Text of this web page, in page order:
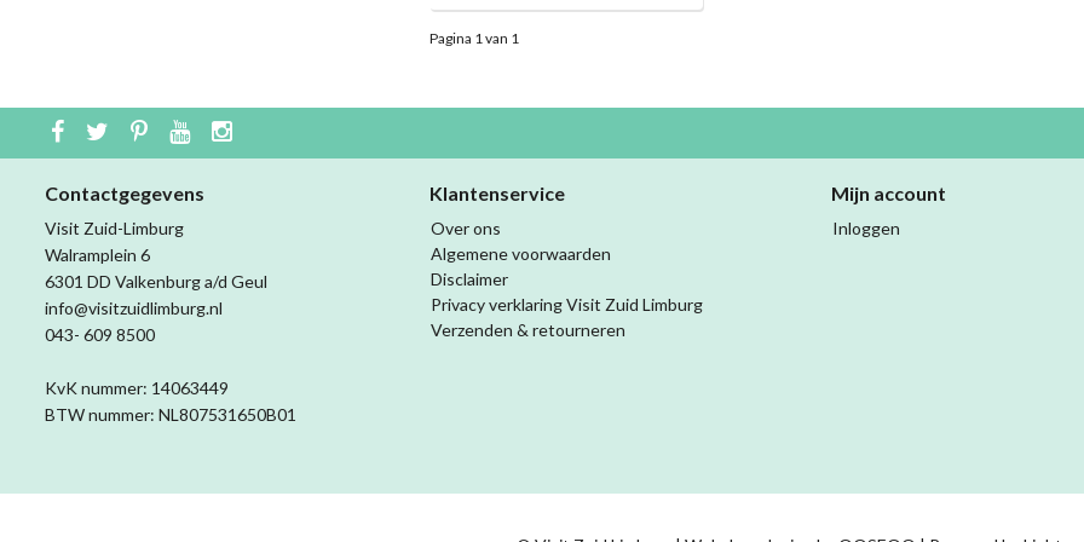
Pagina 1 van 1
Contactgegevens
Visit Zuid-Limburg
Walramplein 6
6301 DD Valkenburg a/d Geul
info@visitzuidlimburg.nl
043- 609 8500
KvK nummer: 14063449
BTW nummer: NL807531650B01
Klantenservice
Over ons
Algemene voorwaarden
Disclaimer
Privacy verklaring Visit Zuid Limburg
Verzenden & retourneren
Mijn account
Inloggen